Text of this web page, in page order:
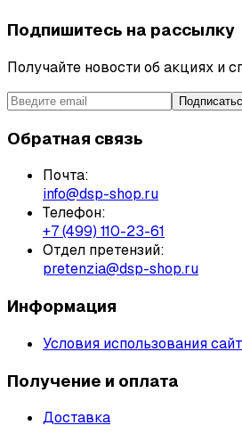
Подпишитесь на рассылку
Получайте новости об акциях и
Обратная связь
Почта:
info@dsp-shop.ru
Телефон:
+7 (499) 110-23-61
Отдел претензий:
pretenzia@dsp-shop.ru
Информация
Условия использования
Получение и оплата
Доставка